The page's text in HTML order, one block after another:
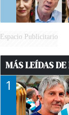
Espacio Publicitario
MÁS LEÍDAS DE
1